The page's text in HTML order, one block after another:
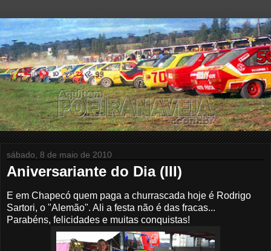
sábado, 8 de maio de 2010
Aniversariante do Dia (III)
E em Chapecó quem paga a churrascada hoje é Rodrigo
Sartori, o "Alemão". Ali a festa não é das fracas...
Parabéns, felicidades e muitas conquistas!